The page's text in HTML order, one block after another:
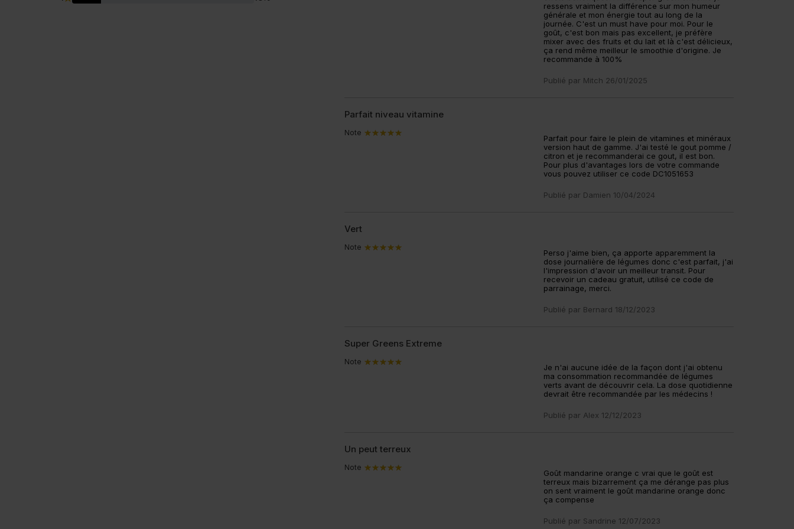
ressens vraiment la différence sur mon humeur
générale et mon énergie tout au long de la
journée. C'est un must have pour moi. Pour le
goût, c'est bon mais pas excellent, je préfère
mixer avec des fruits et du lait et là c'est délicieux,
ça rend même meilleur le smoothie d'origine. Je
recommande à 100%
Publié par Mitch 26/01/2025
Parfait niveau vitamine
Note
Parfait pour faire le plein de vitamines et minéraux
version haut de gamme. J'ai testé le gout pomme /
citron et je recommanderai ce gout, il est bon.
Pour plus d'avantages lors de votre commande
vous pouvez utiliser ce code DC1051653
Publié par Damien 10/04/2024
Vert
Note
Perso j'aime bien, ça apporte apparemment la
dose journalière de légumes donc c'est parfait, j'ai
l'impression d'avoir un meilleur transit. Pour
recevoir un cadeau gratuit, utilisé ce code de
parrainage, merci.
Publié par Bernard 18/12/2023
Super Greens Extreme
Note
Je n'ai aucune idée de la façon dont j'ai obtenu
ma consommation recommandée de légumes
verts avant de découvrir cela. La dose quotidienne
devrait être recommandée par les médecins !
Publié par Alex 12/12/2023
Un peut terreux
Note
Goût mandarine orange c vrai que le goût est
terreux mais bizarrement ça me dérange pas plus
on sent vraiment le goût mandarine orange donc
ça compense
Publié par Sandrine 12/07/2023